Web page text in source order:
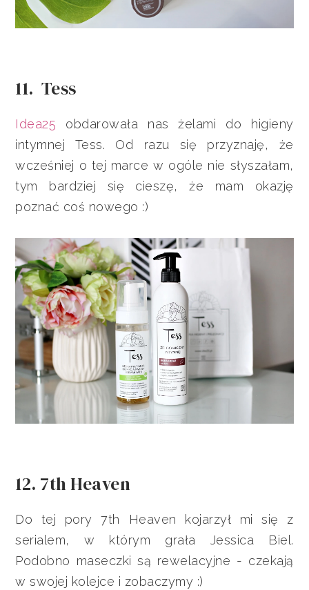
11. Tess
Idea25 obdarowała nas żelami do higieny
intymnej Tess. Od razu się przyznaję, że
wcześniej o tej marce w ogóle nie słyszałam,
tym bardziej się cieszę, że mam okazję
poznać coś nowego :)
12. 7th Heaven
Do tej pory 7th Heaven kojarzył mi się z
serialem, w którym grała Jessica Biel.
Podobno maseczki są rewelacyjne - czekają
w swojej kolejce i zobaczymy :)